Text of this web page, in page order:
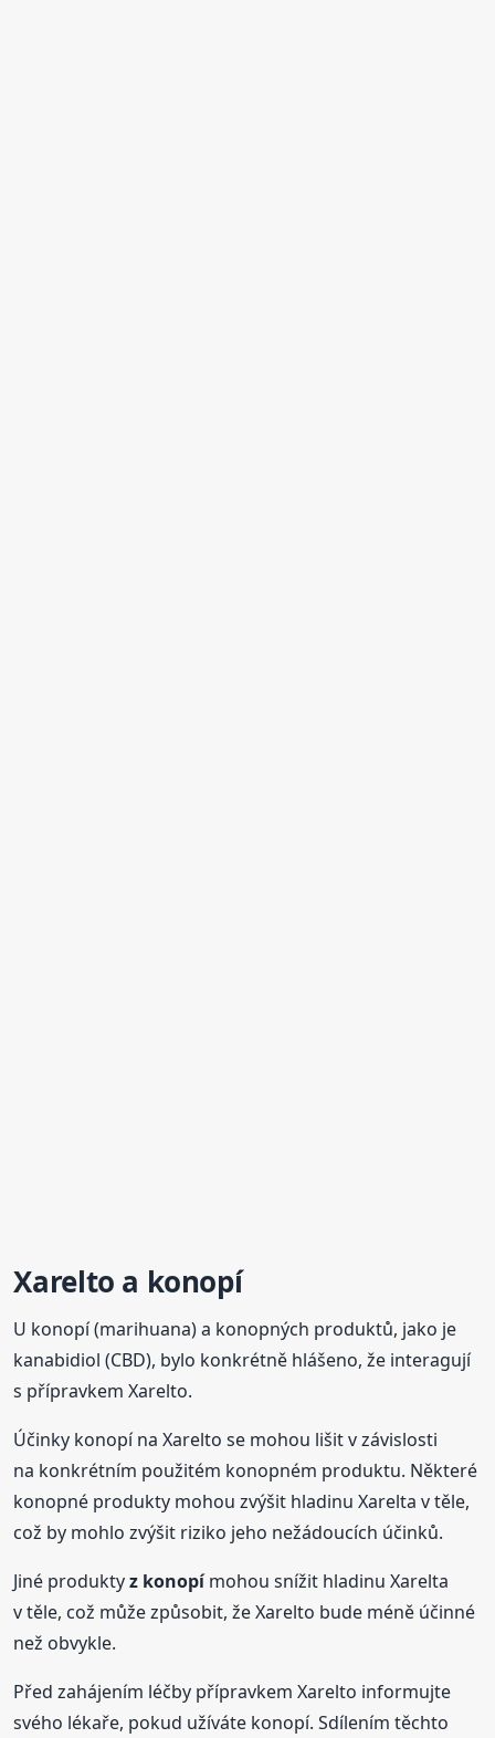
Xarelto a konopí
U konopí (marihuana) a konopných produktů, jako je
kanabidiol (CBD), bylo konkrétně hlášeno, že interagují
s přípravkem Xarelto.
Účinky konopí na Xarelto se mohou lišit v závislosti
na konkrétním použitém konopném produktu. Některé
konopné produkty mohou zvýšit hladinu Xarelta v těle,
což by mohlo zvýšit riziko jeho nežádoucích účinků.
Jiné produktyz konopímohou snížit hladinu Xarelta
v těle, což může způsobit, že Xarelto bude méně účinné
než obvykle.
Před zahájením léčby přípravkem Xarelto informujte
svého lékaře, pokud užíváte konopí. Sdílením těchto